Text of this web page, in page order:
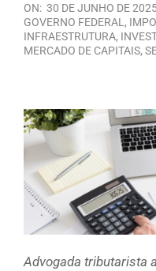
ON: 30 DE JUNHO DE
GOVERNO FEDERAL ,
INFRAESTRUTURA,
MERCADO DE CAPITAIS,
Advogada tributarista